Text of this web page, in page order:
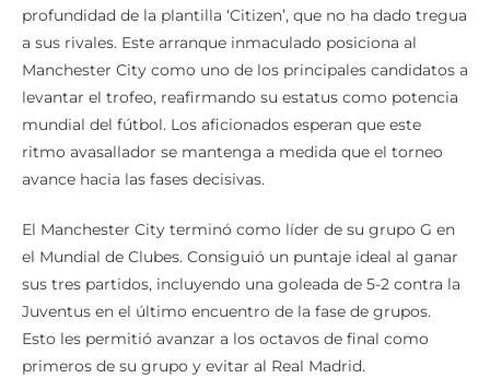
profundidad de la plantilla ‘Citizen’, que no ha dado tregua
a sus rivales. Este arranque inmaculado posiciona al
Manchester City como uno de los principales candidatos a
levantar el trofeo, reafirmando su estatus como potencia
mundial del fútbol. Los aficionados esperan que este
ritmo avasallador se mantenga a medida que el torneo
avance hacia las fases decisivas.
El Manchester City terminó como líder de su grupo G en
el Mundial de Clubes. Consiguió un puntaje ideal al ganar
sus tres partidos, incluyendo una goleada de 5-2 contra la
Juventus en el último encuentro de la fase de grupos.
Esto les permitió avanzar a los octavos de final como
primeros de su grupo y evitar al Real Madrid.